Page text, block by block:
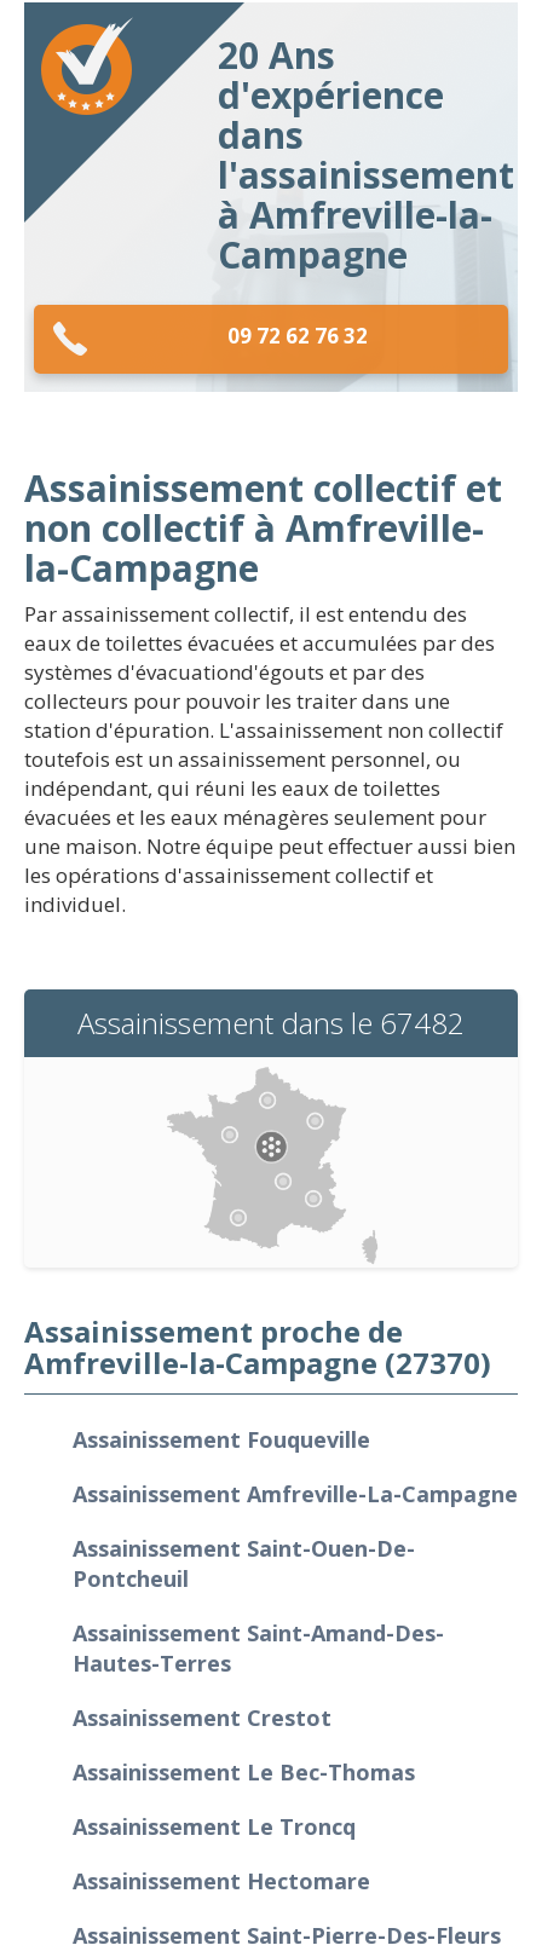
20 Ans
d'expérience
dans
l'assainissement
à Amfreville-la-
Campagne
09 72 62 76 32
Assainissement collectif et
non collectif à Amfreville-
la-Campagne
Par assainissement collectif, il est entendu des
eaux de toilettes évacuées et accumulées par des
systèmes d'évacuationd'égouts et par des
collecteurs pour pouvoir les traiter dans une
station d'épuration. L'assainissement non collectif
toutefois est un assainissement personnel, ou
indépendant, qui réuni les eaux de toilettes
évacuées et les eaux ménagères seulement pour
une maison. Notre équipe peut effectuer aussi bien
les opérations d'assainissement collectif et
individuel.
Assainissement dans le 67482
Assainissement proche de
Amfreville-la-Campagne (27370)
Assainissement Fouqueville
Assainissement Amfreville-La-Campagne
Assainissement Saint-Ouen-De-
Pontcheuil
Assainissement Saint-Amand-Des-
Hautes-Terres
Assainissement Crestot
Assainissement Le Bec-Thomas
Assainissement Le Troncq
Assainissement Hectomare
Assainissement Saint-Pierre-Des-Fleurs